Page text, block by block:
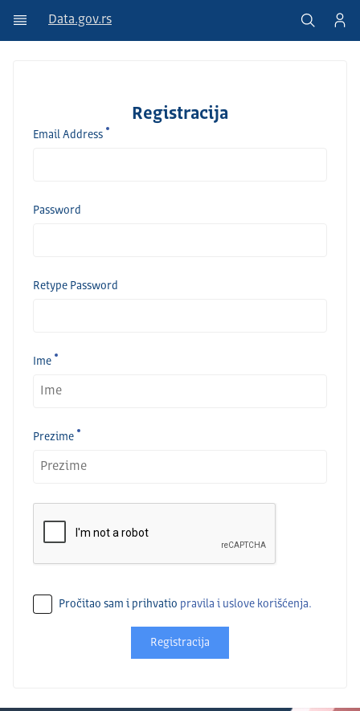
Data.gov.rs
Registracija
Email Address
Password
Retype Password
Ime
Prezime
Pročitao sam i prihvatio pravila i uslove korišćenja.
Registracija